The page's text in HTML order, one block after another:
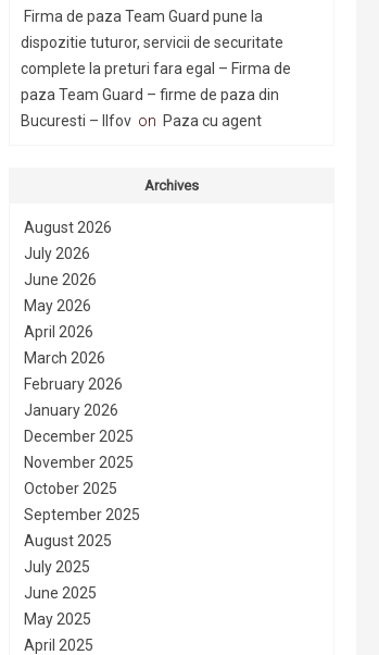
Firma de paza Team Guard pune la
dispozitie tuturor, servicii de securitate
complete la preturi fara egal – Firma de
paza Team Guard – firme de paza din
Bucuresti – Ilfov on Paza cu agent
Archives
August 2026
July 2026
June 2026
May 2026
April 2026
March 2026
February 2026
January 2026
December 2025
November 2025
October 2025
September 2025
August 2025
July 2025
June 2025
May 2025
April 2025